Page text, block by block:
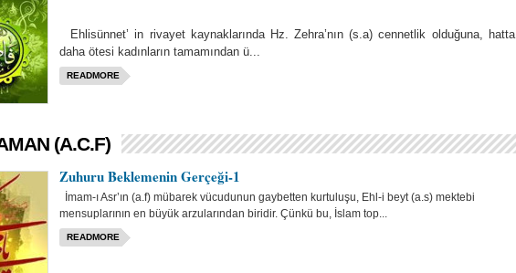
Ehlisünnet’ in rivayet kaynaklarında Hz. Zehra’nın (s.a) cennetlik olduğuna, hatta
daha ötesi kadınların tamamından ü...
READMORE
(A.C.F)
Zuhuru Beklemenin Gerçeği-1
İmam-ı Asr’ın (a.f) mübarek vücudunun gaybetten kurtuluşu, Ehl-i beyt (a.s) mektebi
mensuplarının en büyük arzularından biridir. Çünkü bu, İslam top...
READMORE